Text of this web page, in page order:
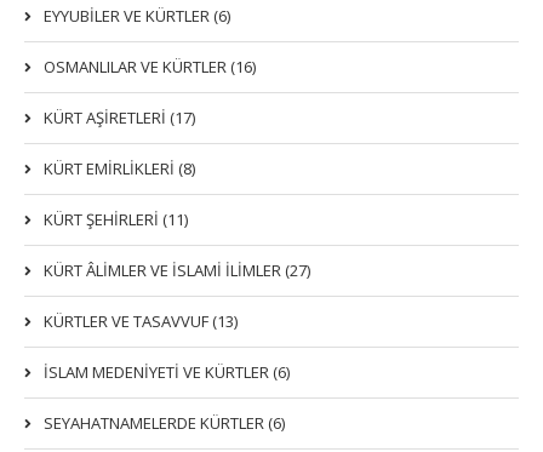
EYYUBİLER VE KÜRTLER (6)
OSMANLILAR VE KÜRTLER (16)
KÜRT AŞİRETLERİ (17)
KÜRT EMİRLİKLERİ (8)
KÜRT ŞEHİRLERİ (11)
KÜRT ÂLİMLER VE İSLAMİ İLİMLER (27)
KÜRTLER VE TASAVVUF (13)
İSLAM MEDENİYETİ VE KÜRTLER (6)
SEYAHATNAMELERDE KÜRTLER (6)